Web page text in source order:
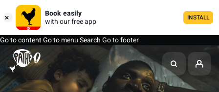
Book easily
with our free app
INSTALL
Go to contentGo to menuSearchGo to footer